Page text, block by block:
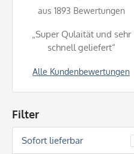
aus 1893 Bewertungen
Alle Kundenbewertungen
„Super Qulaität und sehr
schnell geliefert“
Filter
Sofort lieferbar